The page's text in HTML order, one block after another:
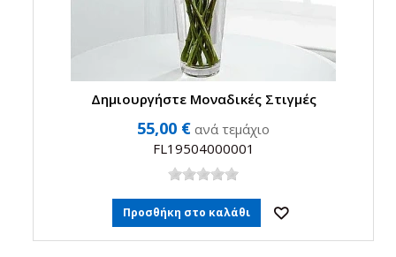
Δημιουργήστε Μοναδικές Στιγμές
55,00 € ανά τεμάχιο
FL19504000001
Προσθήκη στο καλάθι